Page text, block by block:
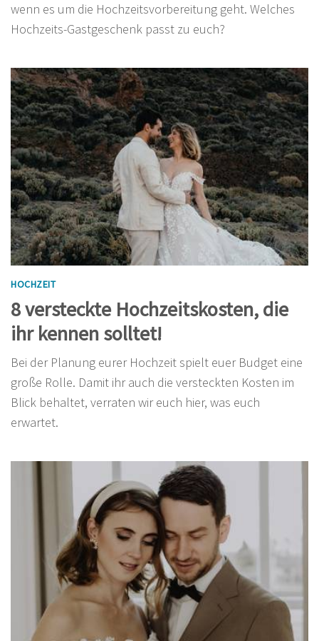
wenn es um die Hochzeitsvorbereitung geht. Welches
Hochzeits-Gastgeschenk passt zu euch?
HOCHZEIT
8 versteckte Hochzeitskosten, die
ihr kennen solltet!
Bei der Planung eurer Hochzeit spielt euer Budget eine
große Rolle. Damit ihr auch die versteckten Kosten im
Blick behaltet, verraten wir euch hier, was euch
erwartet.